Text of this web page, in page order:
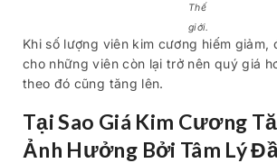
Thế
giới.
Khi số lượng viên kim cương hiếm giảm,
cho những viên còn lại trở nên quý giá
theo đó cũng tăng lên.
Tại Sao Giá Kim Cương
Ảnh Hưởng Bởi Tâm Lý